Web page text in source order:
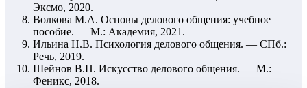
Эксмо, 2020.
Волкова М.А. Основы делового общения: учебное
пособие. — М.: Академия, 2021.
Ильина Н.В. Психология делового общения. — СПб.:
Речь, 2019.
Шейнов В.П. Искусство делового общения. — М.:
Феникс, 2018.